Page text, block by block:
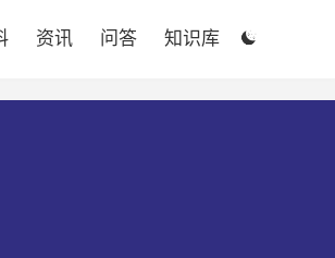

资讯 问答 知识库